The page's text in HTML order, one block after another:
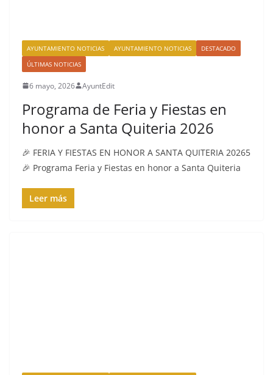
AYUNTAMIENTO NOTICIAS AYUNTAMIENTO NOTICIAS
DESTACADO
ÚLTIMAS NOTICIAS
6 mayo, 2026 AyuntEdit
Programa de Feria y Fiestas en
honor a Santa Quiteria 2026
🎉 FERIA Y FIESTAS EN HONOR A SANTA QUITERIA 20265
🎉 Programa Feria y Fiestas en honor a Santa Quiteria
Leer más